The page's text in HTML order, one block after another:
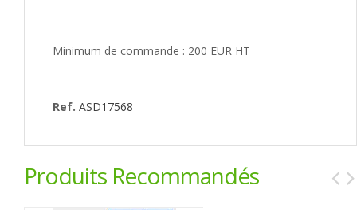
Minimum de commande : 200 EUR HT
Ref. ASD17568
Produits Recommandés